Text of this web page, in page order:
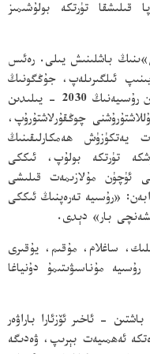
قىلىشقا تۈرتكە بولۇشىمىز
- بەش يىل»ىنىڭ باشلىنىش يىلى. رەئىس
ئىلگىرىلەپ، جۇڭگونىڭ
«15 - بەش يىل»لىق يىرىك پىلانى بىلەن رۇسىيەنىڭ 2030 - يىلىدىن
چوڭقۇرلاشتۇرۇپ،
يەتكۈزۈش ھەمكارلىقىنىڭ
تۈرتكە بولۇپ، ئىككى
ئۈچۈن مۇلازىمەت قىلىشى
«رۇسىيە تەرەپنىڭ ئىككى
بار» دېدى.
ساغلام، مۇقىم، يۇقىرى
مۇناسىۋىتىمۇ دۇنياغا
- ئاخىر ئۆزئارا باراۋەر
ئەھمىيەت بېرىپ، ۋەدىگە